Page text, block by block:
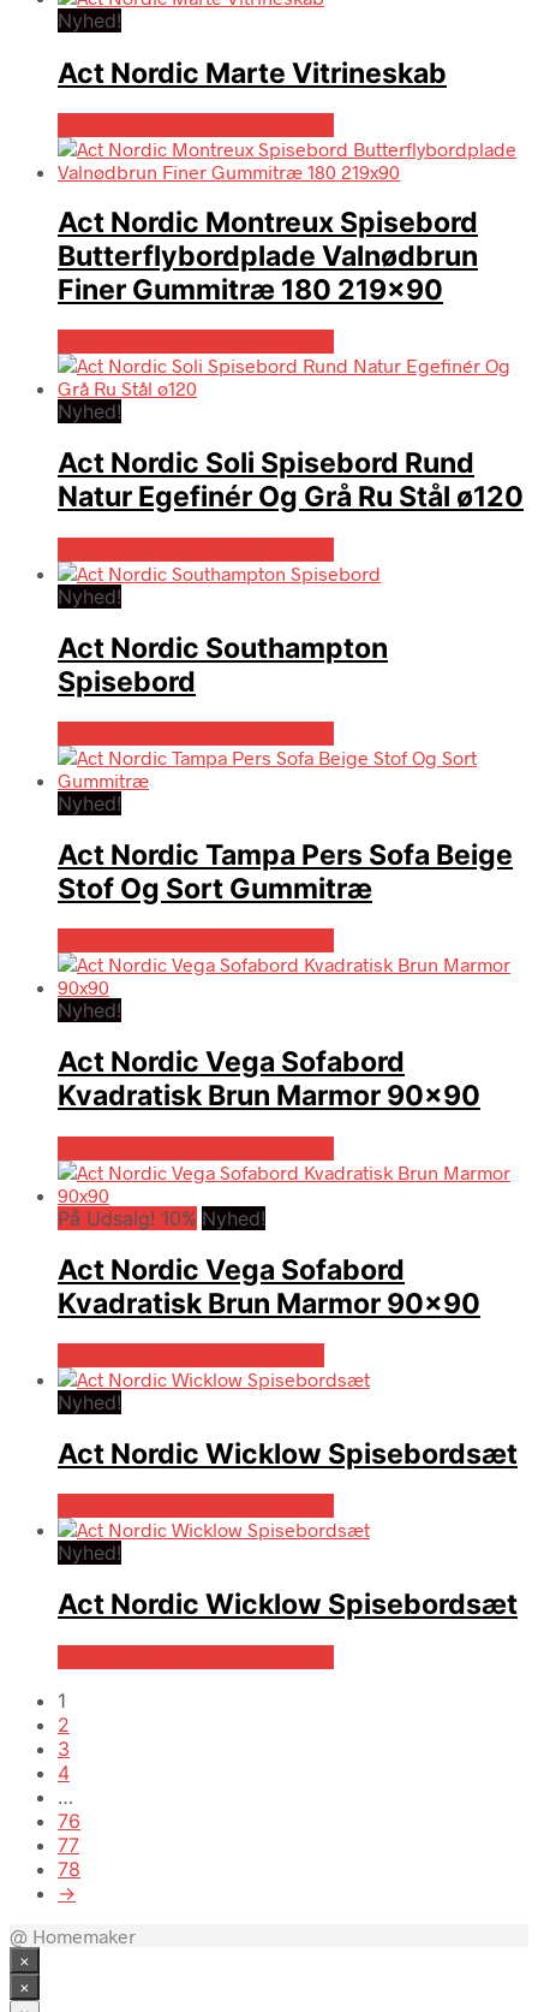
Nyhed!
Act Nordic Marte Vitrineskab
Act Nordic Montreux Spisebord
Butterflybordplade Valnødbrun
Finer Gummitræ 180 219×90
Nyhed!
Act Nordic Soli Spisebord Rund
Natur Egefinér Og Grå Ru Stål ø120
Nyhed!
Act Nordic Southampton
Spisebord
Nyhed!
Act Nordic Tampa Pers Sofa Beige
Stof Og Sort Gummitræ
Nyhed!
Act Nordic Vega Sofabord
Kvadratisk Brun Marmor 90×90
På Udsalg! 10% Nyhed!
Act Nordic Vega Sofabord
Kvadratisk Brun Marmor 90×90
Nyhed!
Act Nordic Wicklow Spisebordsæt
Nyhed!
Act Nordic Wicklow Spisebordsæt
1
2
3
4
…
76
77
78
→
@ Homemaker
×
×